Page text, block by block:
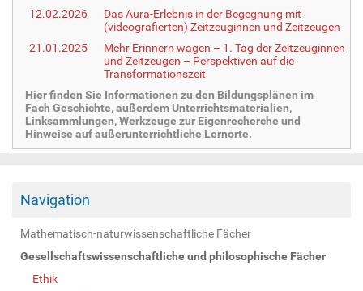
12.02.2026
Das Aura-Erlebnis in der Begegnung mit
(videografierten) Zeitzeuginnen und Zeitzeugen
21.01.2025
Mehr Erinnern wagen – 1. Tag der Zeitzeuginnen
und Zeitzeugen – Perspektiven auf die
Transformationszeit
Hier finden Sie Informationen zu den Bildungsplänen im
Fach Geschichte, außerdem Unterrichtsmaterialien,
Linksammlungen, Werkzeuge zur Eigenrecherche und
Hinweise auf außerunterrichtliche Lernorte.
Navigation
Mathematisch-naturwissenschaftliche Fächer
Gesellschaftswissenschaftliche und philosophische Fächer
Ethik